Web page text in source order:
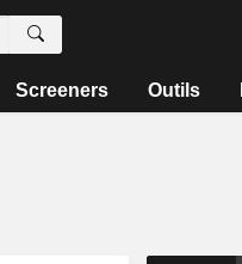
Screeners Outils